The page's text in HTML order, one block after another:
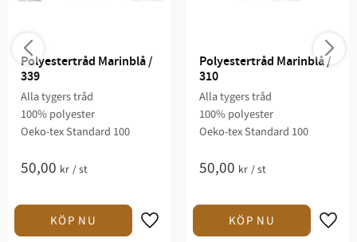
Polyestertråd Marinblå /
339
Alla tygers tråd
100% polyester
Oeko-tex Standard 100
50,00 kr /st
Polyestertråd Marinblå /
310
Alla tygers tråd
100% polyester
Oeko-tex Standard 100
50,00 kr /st